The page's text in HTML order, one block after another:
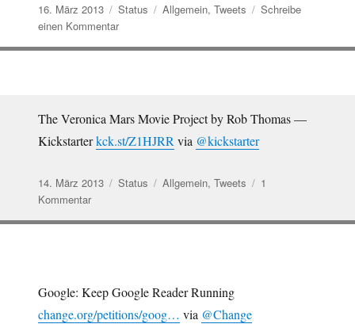
Veröffentlicht
am
16. März 2013 Format
Status Kategorien
Allgemein, Tweets
Schreibe
einen Kommentarzu
ob
es
The Veronica Mars Movie Project by Rob Thomas —
Kickstarterkck.st/Z1HJRRvia @kickstarter
Veröffentlicht
am
14. März 2013 Format
Status Kategorien
Allgemein, Tweets
1
Kommentarzu
by
Rob
Google: Keep Google Reader Running
change.org/petitions/goog… via @Change